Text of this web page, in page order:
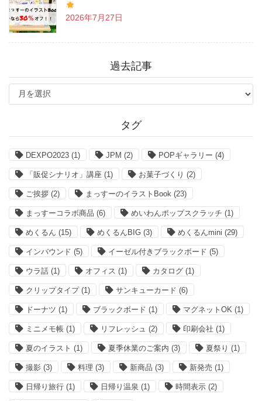
2026年7月27日
過去記事
過
記
タグ
DEXPO2023 (1) JPM (2) POPギャラリー (4)
「販促シナリオ」講座 (1) お菓子づくり (2)
ご挨拶 (2) まっすーのイラストBook (23)
まっすーコラボ商品 (6) めいわんポップスクラッチ (1)
めくるん (15) めくるんBIG (3) めくるんmini (29)
インバウンド (5) イーゼル付きブラックボード (5)
ウラ話 (1) オフィス (1) カタログ (1)
クリップタイプ(1) サンキューカード (6)
ドーナツ (1) ブラックボード (1) マグネットOK (1)
ミニメモ帳 (1) リフレッシュ (2) 印刷会社 (1)
夏のイラスト (1) 夏季休業のご案内 (3) 夏祭り (1)
撮影 (3) 料理 (3) 新商品 (3) 新発売 (1)
日帰り旅行 (1) 日帰り温泉 (1) 時間表示 (2)